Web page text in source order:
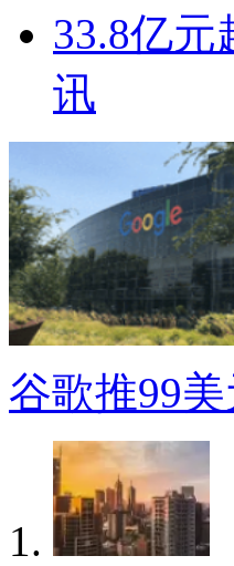
33.8亿
讯
谷歌推99